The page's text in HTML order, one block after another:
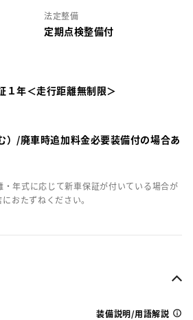
法定整備
定期点検整備付
１年＜走行距離無制限＞
）/廃車時追加料金必要装備付の場合あ
年式に応じて新車保証が付いている場合が
おたずねください。
装備説明/用語解説